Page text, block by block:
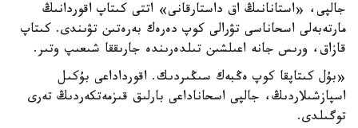
جالپى، «استانانىڭ اق داستارقانى» اتتى كىتاپ اقوردانىڭ
مارتەبەلى اسحاناسى تۋرالى كوپ دەرەك بەرەتىن تۋىندى. كىتاپ
قازاق، ورىس جانە اعىلشىن تىلدەرىندە جارىققا شىعىپ وتىر.
«بۇل كىتاپقا كوپ ەڭبەك سىڭىردىك. اقورداداعى بۇكىل
اسپازشىلاردىڭ، جالپى اسحاناداعى بارلىق قىزمەتكەردىڭ تەرى
توگىلدى.